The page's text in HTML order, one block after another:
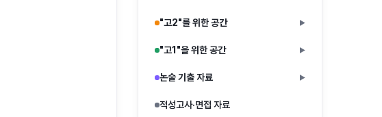
"고2"를 위한 공간 ▶
"고1"을 위한 공간 ▶
논술 기출 자료 ▶
적성고사·면접 자료